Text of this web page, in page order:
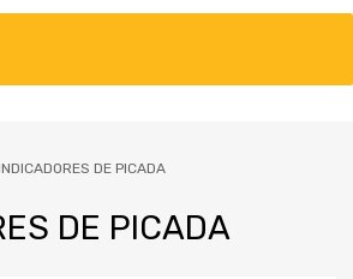
DE PICADA
DE PICADA